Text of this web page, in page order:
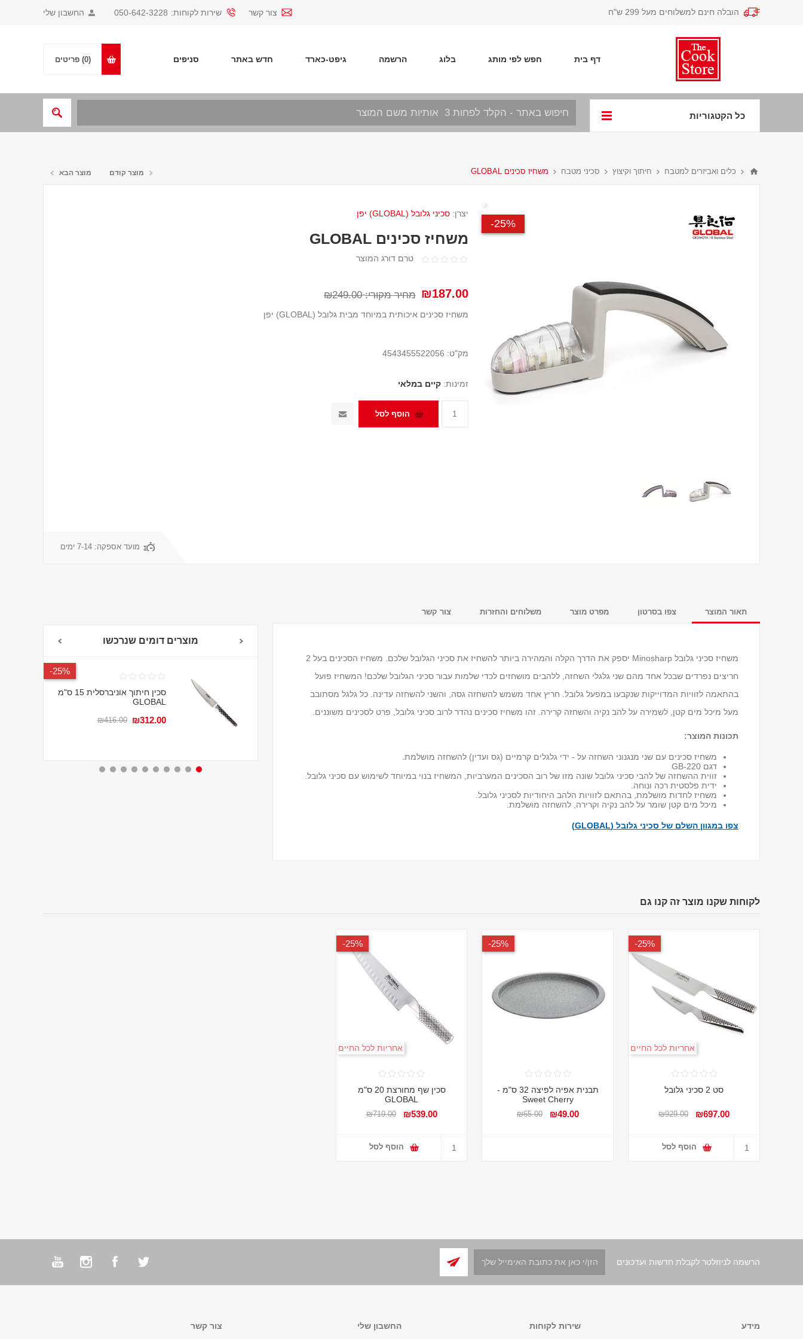
החשבון שלי צור קשר שירות לקוחות: 050-642-3228 הובלה חינם למשלוחים מעל 299 ש"ח
דף בית חפש לפי מותג בלוג הרשמה גיפט-כארד חדש באתר סניפים (0) פריטים
כל הקטגוריות
כלים ואביזרים למטבח חיתוך וקיצוץ סכיני מטבח משחיז סכינים GLOBAL מוצר קודם מוצר הבא
25%-
יצרן: סכיני גלובל (GLOBAL) יפן
משחיז סכינים GLOBAL
טרם דורג המוצר
₪187.00 מחיר מקורי: ₪249.00
משחיז סכינים איכותית במיוחד מבית גלובל (GLOBAL) יפן
מק"ט: 4543455522056
זמינות: קיים במלאי
מועד אספקה: 7-14 ימים
תאור המוצר צפו בסרטון מפרט מוצר משלוחים והחזרות צור קשר
משחיז סכיני גלובל Minosharp יספק את הדרך הקלה והמהירה ביותר להשחיז את סכיני הגלובל שלכם. משחיז הסכינים בעל 2
חריצים נפרדים שבכל אחד מהם שני גלגלי השחזה, ללהבים מושחזים לכדי שלמות עבור סכיני הגלובל שלכם! המשחיז פועל
בהתאמה לזוויות המדוייקות שנקבעו במפעל גלובל. חריץ אחד משמש להשחזה גסה, והשני להשחזה עדינה. כל גלגל מסתובב
מעל מיכל מים קטן, לשמירה על להב נקיה והשחזה קרירה. זהו משחיז סכינים נהדר לרוב סכיני גלובל, פרט לסכינים משוננים.
תכונות המוצר:
משחיז סכינים עם שני מנגנוני השחזה על - ידי גלגלים קרמיים (גס ועדין) להשחזה מושלמת.
דגם GB-220
זווית ההשחזה של להבי סכיני גלובל שונה מזו של רוב הסכינים המערביות, המשחיז בנוי במיוחד לשימוש עם סכיני גלובל.
ידית פלסטית רכה ונוחה.
משחיז לחדות מושלמת, בהתאם לזוויות הלהב היחודיות לסכיני גלובל.
מיכל מים קטן שומר על להב נקיה וקרירה, להשחזה מושלמת.
צפו במגוון השלם של סכיני גלובל (GLOBAL)
מוצרים דומים שנרכשו
מעמד לכוסות חד פעמיים
25%-
אחריות לכל החיים
סכין חיתוך אוניברסלית 15 ס"מ
GLOBAL
₪312.00
₪416.00
לקוחות שקנו מוצר זה קנו גם
25%-
אחריות לכל החיים
סט 2 סכיני גלובל
₪697.00
₪929.00
הוסף לסל
25%-
תבנית אפיה לפיצה 32 ס"מ -
Sweet Cherry
₪49.00
₪65.00
25%-
אחריות לכל החיים
סכין שף מחורצת 20 ס"מ
GLOBAL
₪539.00
₪719.00
הוסף לסל
הרשמה לניוזלטר לקבלת חדשות ועדכונים
מידע שירות לקוחות החשבון שלי צור קשר